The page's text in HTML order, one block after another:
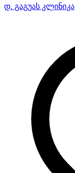
დ. გაგუას კლინიკა